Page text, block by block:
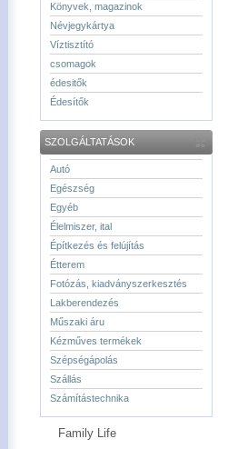
Könyvek, magazinok
Névjegykártya
Víztisztító
csomagok
édesitők
Édesítők
SZOLGÁLTATÁSOK
Autó
Egészség
Egyéb
Élelmiszer, ital
Építkezés és felújítás
Étterem
Fotózás, kiadványszerkesztés
Lakberendezés
Műszaki áru
Kézműves termékek
Szépségápolás
Szállás
Számítástechnika
Family Life